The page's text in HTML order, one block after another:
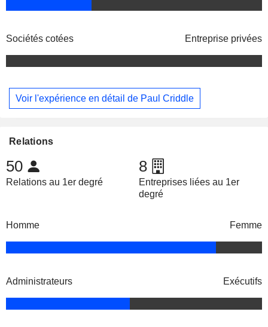
Sociétés cotées Entreprise privées
Voir l'expérience en détail de Paul Criddle
Relations
50
Relations au 1er degré
8
Entreprises liées au 1er
degré
Homme Femme
Administrateurs Exécutifs